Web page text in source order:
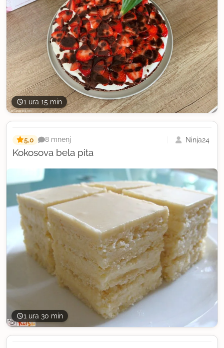
1 ura 15 min
1 ura 30 min
Kokosova bela pita
5,0 8 mnenj Ninja24